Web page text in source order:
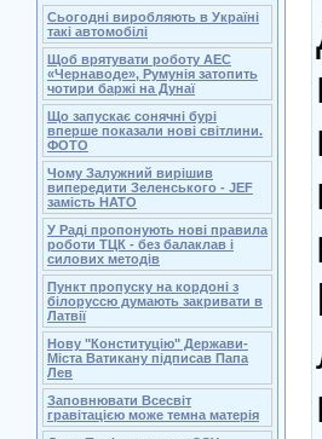
Сьогодні виробляють в Україні
такі автомобілі
Щоб врятувати роботу АЕС
«Чернаводе», Румунія затопить
чотири баржі на Дунаї
Що запускає сонячні бурі
вперше показали нові світлини.
ФОТО
Чому Залужний вирішив
випередити Зеленського - JEF
замість НАТО
У Раді пропонують нові правила
роботи ТЦК - без балаклав і
силових методів
Пункт пропуску на кордоні з
білоруссю думають закривати в
Латвії
Нову "Конституцію" Держави-
Міста Ватикану підписав Папа
Лев
Заповнювати Всесвіт
гравітацією може темна матерія